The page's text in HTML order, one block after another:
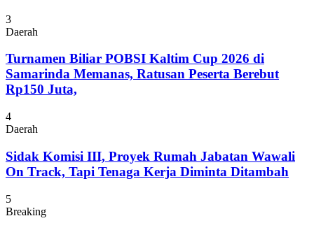
3
Daerah
Turnamen Biliar POBSI Kaltim Cup 2026 di
Samarinda Memanas, Ratusan Peserta Berebut
Rp150 Juta,
4
Daerah
Sidak Komisi III, Proyek Rumah Jabatan Wawali
On Track, Tapi Tenaga Kerja Diminta Ditambah
5
Breaking